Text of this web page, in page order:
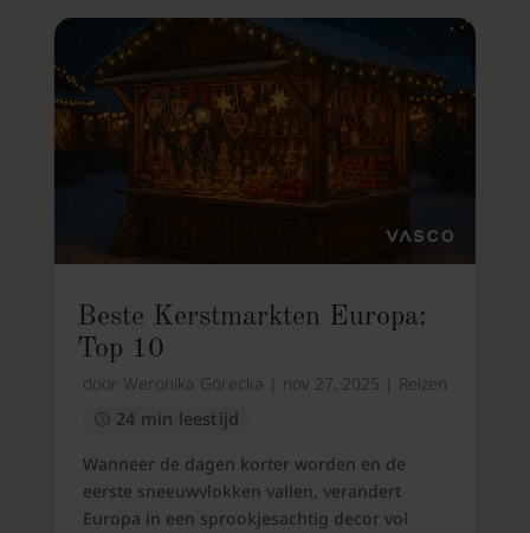
Beste Kerstmarkten Europa:
Top 10
door Weronika Górecka nov 27, 2025
Reizen
24 min leestijd
Wanneer de dagen korter worden en de
eerste sneeuwvlokken vallen, verandert
Europa in een sprookjesachtig decor vol